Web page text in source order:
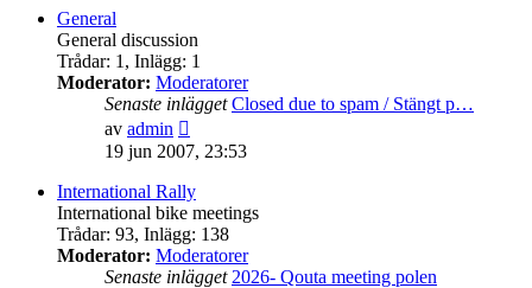
General
General discussion
Trådar: 1 , Inlägg: 1
Moderator: Moderatorer
Senaste inlägget Closed due to spam / Stängt p…
av admin
till
det
senaste
inlägget
19 jun 2007, 23:53
International Rally
International bike meetings
Trådar: 93, Inlägg: 138
Moderator: Moderatorer
Senaste inlägget 2026- Qouta meeting polen